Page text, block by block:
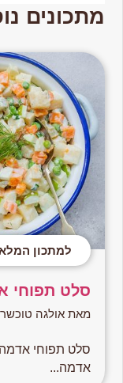
מתכונים
למתכון
סלט תפוחי
מאת אולגה טוכשר
סלט תפוחי אדמה
אדמה...